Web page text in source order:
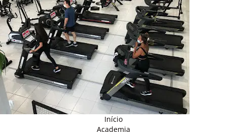
Início
Academia